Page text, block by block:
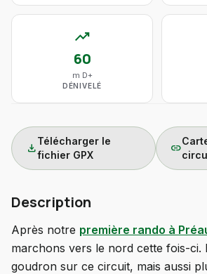
trending_up
60
m D+
DÉNIVELÉ
download
Télécharger le
fichier GPX
link
Description
Après notre première rando à
marchons vers le nord cette fois-ci.
goudron sur ce circuit, mais aussi